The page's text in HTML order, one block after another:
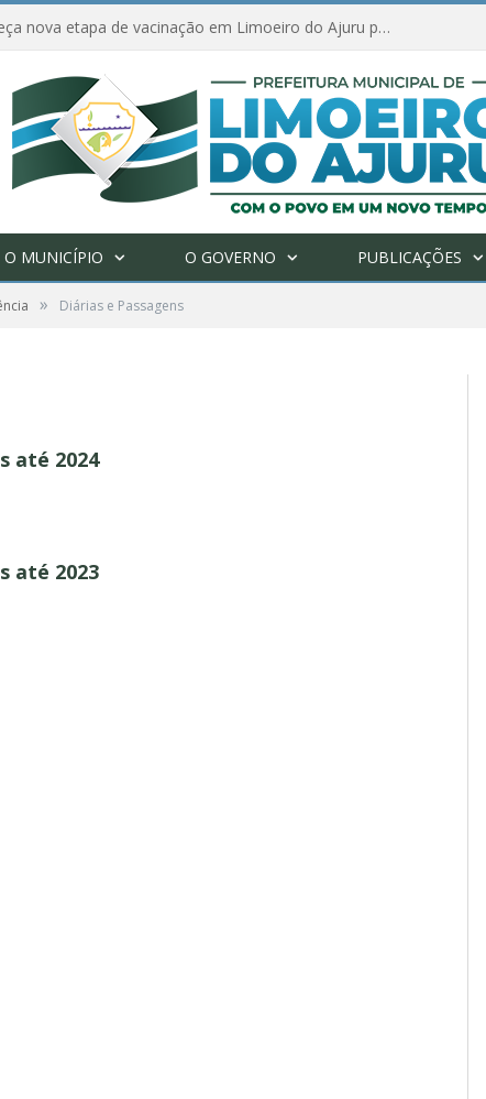
Amanhã começa nova etapa de vacinação em Limoeiro do Ajuru para idosos com 65 ou mais
O MUNICÍPIO O GOVERNO PUBLICAÇÕES
» Diárias e Passagens
até 2024
até 2023